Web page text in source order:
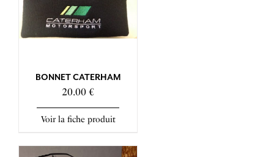
BONNET CATERHAM
20.00 €
Voir la fiche produit